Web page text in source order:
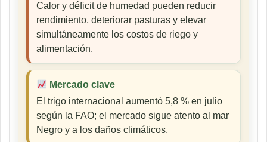
Calor y déficit de humedad pueden reducir
rendimiento, deteriorar pasturas y elevar
simultáneamente los costos de riego y
alimentación.
Mercado clave
El trigo internacional aumentó 5,8 % en julio
según la FAO; el mercado sigue atento al mar
Negro y a los daños climáticos.